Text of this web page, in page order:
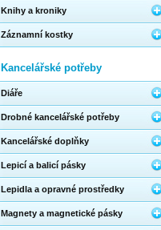
Knihy a kroniky
Záznamní kostky
Kancelářské potřeby
Diáře
Drobné kancelářské potřeby
Kancelářské doplňky
Lepicí a balicí pásky
Lepidla a opravné prostředky
Magnety a magnetické pásky